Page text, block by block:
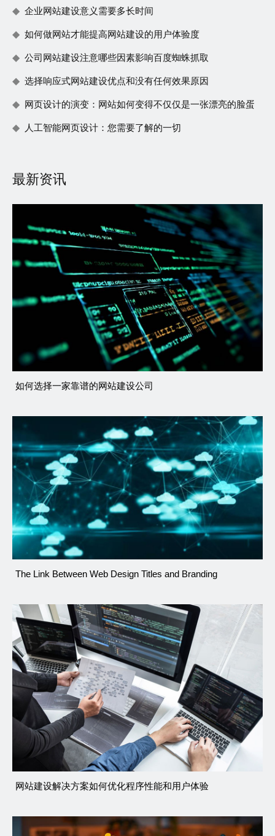
企业网站建设意义需要多长时间
如何做网站才能提高网站建设的用户体验度
公司网站建设注意哪些因素影响百度蜘蛛抓取
选择响应式网站建设优点和没有任何效果原因
网页设计的演变：网站如何变得不仅仅是一张漂亮的脸蛋
人工智能网页设计：您需要了解的一切
最新资讯
如何选择一家靠谱的网站建设公司
The Link Between Web Design Titles and Branding
网站建设解决方案如何优化程序性能和用户体验